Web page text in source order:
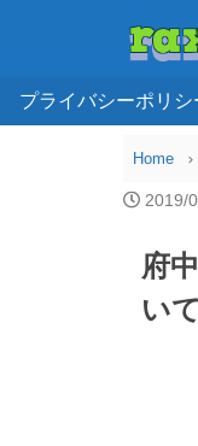
プライバシーポリシ
Home
2019/
府
い